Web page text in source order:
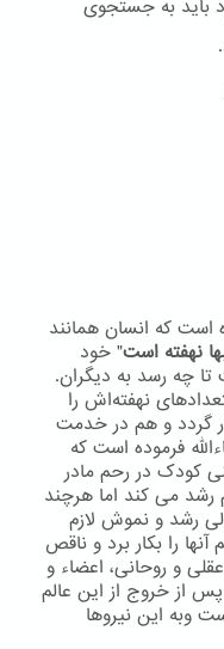
به جستجوی
است که انسان همانند
نهفته است" خود
چه رسد به دیگران.
نهفته‌اش را
گردد و هم در خدمت
فرموده است که
کودک در رحم مادر
رشد می کند اما هرچند
رشد و نموش لازم
را بکار برد و ناقص
و روحانی، اعضاء و
از خروج از این عالم
وبه اين نيروها